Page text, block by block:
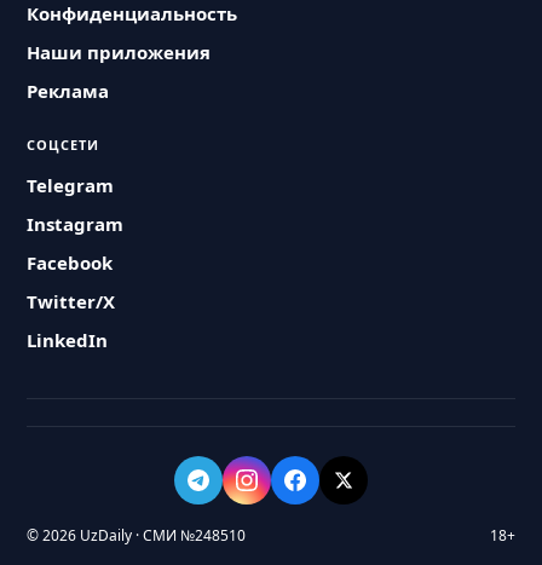
Конфиденциальность
Наши приложения
Реклама
СОЦСЕТИ
Telegram
Instagram
Facebook
Twitter/X
LinkedIn
© 2026 UzDaily · СМИ №248510 18+